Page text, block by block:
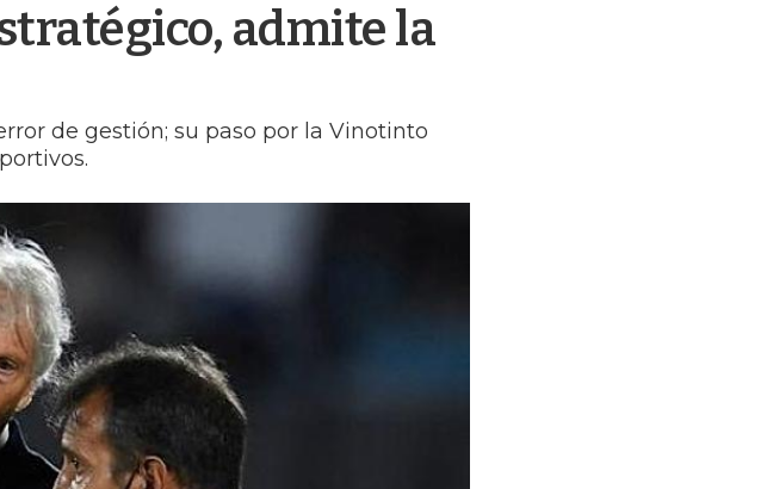
admite la
de gestión; su paso por la Vinotinto